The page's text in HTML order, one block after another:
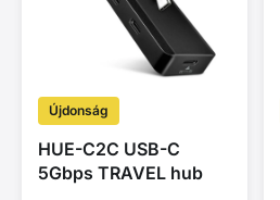
Újdonság
HUE-C2C USB-C
5Gbps TRAVEL hub